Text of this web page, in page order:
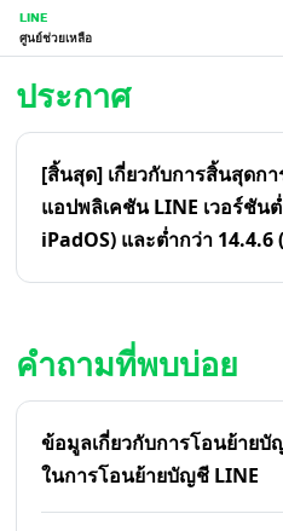
LINE
ศูนย์ช่วยเหลือ
ประกาศ
[สิ้นสุด] เกี่ยวกับการสิ้นสุดก
แอปพลิเคชัน LINE เวอร์ชัน
iPadOS) และต่ำกว่า
คำถามที่พบบ่อย
ข้อมูลเกี่ยวกับการโอนย้าย
ในการโอนย้ายบัญชี LINE